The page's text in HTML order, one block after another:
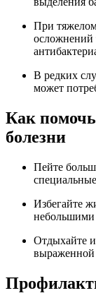
При
осложнений
В редких
может
Как
болезни
Пейте
Избегайте
Отдыхайте
выраженной